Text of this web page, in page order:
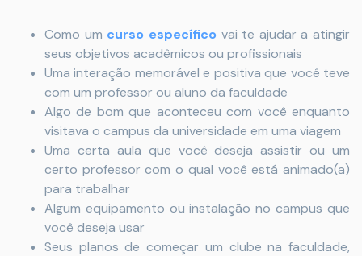
Como um curso específico vai te ajudar a atingir
seus objetivos acadêmicos ou profissionais
Uma interação memorável e positiva que você teve
com um professor ou aluno da faculdade
Algo de bom que aconteceu com você enquanto
visitava o campus da universidade em uma viagem
Uma certa aula que você deseja assistir ou um
certo professor com o qual você está animado(a)
para trabalhar
Algum equipamento ou instalação no campus que
você deseja usar
Seus planos de começar um clube na faculdade,